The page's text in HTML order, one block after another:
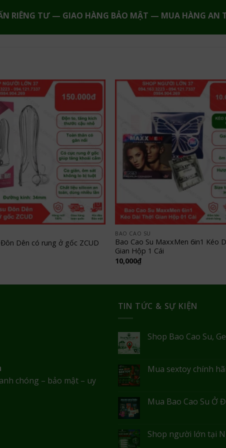
RIÊNG TƯ — GIAO HÀNG BẢO MẬT — MUA HÀNG AN
Dên có rung ở gốc ZCUD
BAO CAO SU
Bao Cao Su MaxxMen 6in1 Kéo
Gian Hộp 1 Cái
10,000₫
chóng – bảo mật – uy
TIN TỨC & SỰ KIỆN
Shop Bao Cao Su,
Mua sextoy chính
Mua Bao Cao Su Ở
Shop người lớn tại